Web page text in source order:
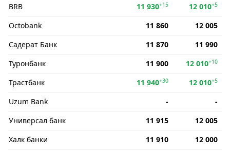
BRB 11 930+15 12 010+5
Octobank 11 860
12 005
Садерат Банк
11 870
11 990
Туронбанк
11 900 12 010+10
Трастбанк 11 940+30 12 010+5
Uzum Bank -
-
Универсал банк
11 915
12 005
Халк банки
11 910
12 000